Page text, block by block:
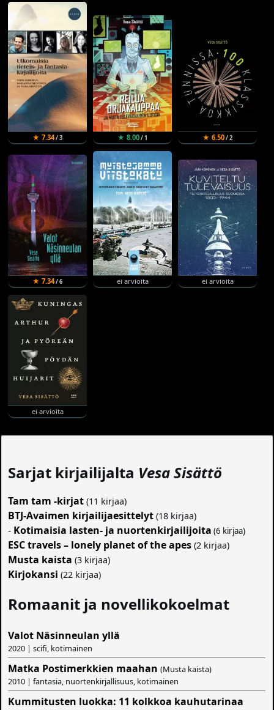
★ 7.34/ 3 ★ 8.00/ 1 ★ 6.50/ 2
★ 7.34/ 6 ei arvioita ei arvioita
ei arvioita
Sarjat kirjailijalta Vesa Sisättö
Tam tam -kirjat (11 kirjaa)
BTJ-Avaimen kirjailijaesittelyt (18 kirjaa)
- Kotimaisia lasten- ja nuortenkirjailijoita (6 kirjaa)
ESC travels – lonely planet of the apes (2 kirjaa)
Musta kaista (3 kirjaa)
Kirjokansi (22 kirjaa)
Romaanit ja novellikokoelmat
Valot Näsinneulan yllä
2020 | scifi, kotimainen
Matka Postimerkkien maahan (Musta kaista)
2010 | fantasia, nuortenkirjallisuus, kotimainen
Kummitusten luokka: 11 kolkkoa kauhutarinaa